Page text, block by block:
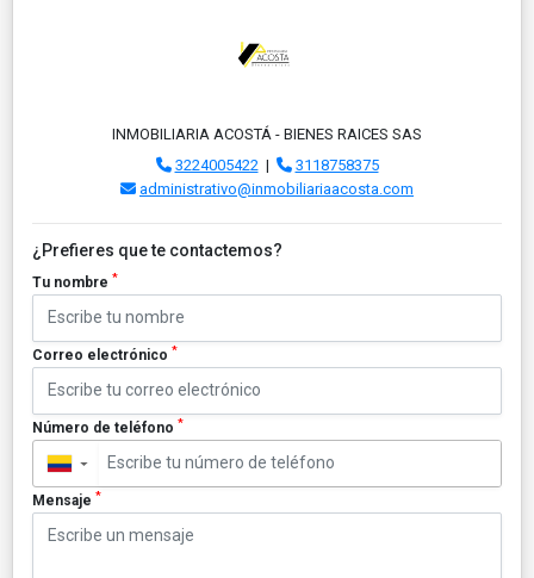
INMOBILIARIA ACOSTÁ - BIENES RAICES SAS
3224005422 |
3118758375
administrativo@inmobiliariaacosta.com
¿Prefieres que te contactemos?
Tu nombre *
Correo electrónico *
Número de teléfono *
▼
Mensaje *